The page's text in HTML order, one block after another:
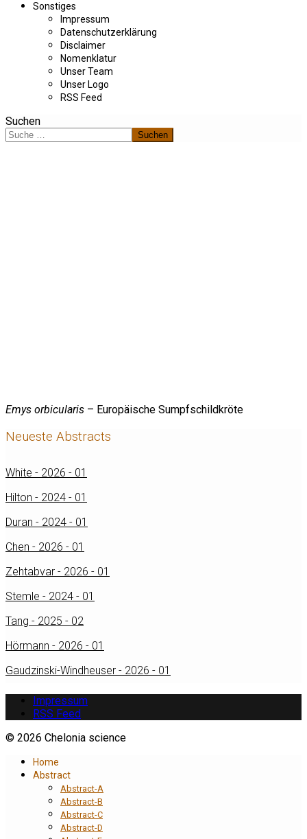
Sonstiges
Impressum
Datenschutzerklärung
Disclaimer
Nomenklatur
Unser Team
Unser Logo
RSS Feed
Suchen
Suchen
Emys orbicularis – Europäische Sumpfschildkröte
Neueste Abstracts
White - 2026 - 01
Hilton - 2024 - 01
Duran - 2024 - 01
Chen - 2026 - 01
Zehtabvar - 2026 - 01
Stemle - 2024 - 01
Tang - 2025 - 02
Hörmann - 2026 - 01
Gaudzinski-Windheuser - 2026 - 01
Impressum
RSS Feed
© 2026 Chelonia science
Home
Abstract
Abstract-A
Abstract-B
Abstract-C
Abstract-D